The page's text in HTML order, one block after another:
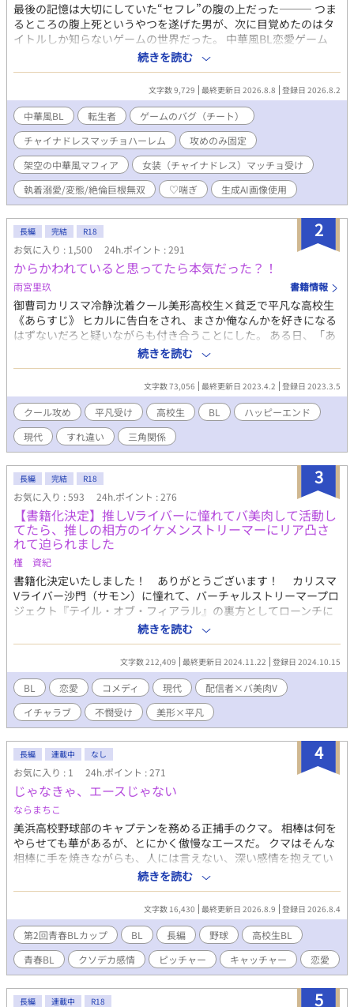
最後の記憶は大切にしていた“セフレ”の腹の上だった——— つま
るところの腹上死というやつを遂げた男が、次に目覚めたのはタ
イトルしか知らないゲームの世界だった。 中華風BL恋愛ゲーム
『チャイナドレスのマッチョは俺の嫁』 の世界へ転生してしまっ
た青年、劉 偉龍（リュウ・ウェイロン）。 転生先は、架空の国、
煌華国。そこで最大勢力を誇る金龍会の三男として偉龍は新たな
人生を歩んでいた。 しかも、何故だが生まれつき桁違いの才能を
持つ超エリートとして。 ここはゲームの中、らしいのに…… 自分
はたぶん主人公じゃないのに…… 本人はゲームシステムなど全く
知らない。 どうせ使命も何もないただのモブだからと偉龍は早々
に今世でも好きに生きることにした。 前世同様、生来のタラシと
色狂いという性欲に正直な自分の本能そのままに。 気に入った男
を助け、口説き、抱き、この世界の常識らしい所有の証のチャイ
ナドレスを贈る。…ただそれだけ。 しかしその行動こそが、ゲー
ム内では「攻略完了」として処理されていたのだった。 攻略対象
との絆が深まるほど、強さ、財力、支配力、名声、カリスマ、さ
らには攻略対象からの依存度や愛情までもが無限に強化されるゲ
ームシステム。 偉龍は知らないうちにその恩恵を受け続け、本来
ゲームでは到達できない"チートバグ"へと無自覚進化を遂げてい
たのだった——— これは、偉龍という"バグ"を中心に回り始め
た、誰よりもゲームを知らない男が、誰よりもゲームを攻略して
しまう、中華風BLマフィア…ラブコメディ？である。 ※ ✡⇒生成
AI画像のイラスト付き ※更新不定期
続きを読む
文字数 9,729 最終更新日 2026.8.8 登録日 2026.8.2
中華風BL 転生者
ゲームのバグ（チート）
チャイナドレスマッチョハーレム
攻めのみ固定
架空の中華風マフィア
女装（チャイナドレス）マッチョ受け
執着溺愛/変態/絶倫巨根無双
♡喘ぎ 生成AI画像使用
2
長編 完結 R18
お気に入り : 1,500 24h.ポイント : 291
からかわれていると思ってたら本気だった？！
雨宮里玖 書籍情報
御曹司カリスマ冷静沈着クール美形高校生×貧乏で平凡な高校生
《あらすじ》 ヒカルに告白をされ、まさか俺なんかを好きになる
はずないだろと疑いながらも付き合うことにした。 ある日、「あ
いつ真に受けてやんの」「身の程知らずだな」とヒカルが友人と
話しているところを聞いてしまい、やっぱりからかわれていただ
けだったと知り、ショックを受ける弦。騙された怒りをヒカルに
ぶつけて、ヒカルに別れを告げる——。 葛葉ヒカル（18）高校三
年生。財閥次男。完璧。カリスマ。 弦（18）高校三年生。父子家
庭。貧乏。 葛葉一真（20）財閥長男。爽やかイケメン。
続きを読む
文字数 73,056 最終更新日 2023.4.2 登録日 2023.3.5
クール攻め 平凡受け 高校生 BL
ハッピーエンド
現代
すれ違い 三角関係
3
長編 完結 R18
お気に入り : 593 24h.ポイント : 276
【書籍化決定】推しVライバーに憧れてバ美肉して活動し
てたら、推しの相方のイケメンストリーマーにリア凸さ
れて迫られました
槿 資紀
書籍化決定いたしました！ ありがとうございます！ カリスマ
Vライバー沙門（サモン）に憧れて、バーチャルストリーマープロ
ジェクト『テイル・オブ・フィアラル』の裏方としてローンチに
関わっていた永戸 遍（ながと あまね）は、デビュー直前に契
約タレントが失踪し、やむにやまれずヤケクソで女声を出して代
役を務めたところ、何故か初配信で大バズ。 後に引けなくなっ
てしまい、思いがけない形でバーチャルエンターテイメントの世
界に足を踏み入れることとなったしがない動画・音楽クリエイタ
ーだ。 新規プロジェクトのスタートダッシュとして、この大バ
ズを利用しない手はない、という同僚兼友人の懇願により、仕方
なく女性V『レイネ・モスコミュール』として配信活動を本格始動
させ、幸か不幸か、そのままどっぷりハマってしまって、今に至
る。 さて、サブスク10万人というグループ初の快挙を達成し、
『TOF』の他メンバーも次々と収益化を果たし始めたころのこ
と。遂に遍扮するレイネは、人生を変えてくれた推しである沙門
くんからお誘いをもらい、流行のFPSゲームでコラボ配信をする
運びとなった。 まさに我が世の春、すっかり舞い上がっていた
遍だったが、待望のコラボ配信を翌日に控えた夜のこと、ウキウ
キで事前打ち合わせのディスコに入ると、沙門くんの相方として
コンビで人気を博している人気ストリーマー、コウガが居座って
いた。 沙門くんから事前に謝罪がありつつ、急遽、コラボにコ
ウガも参加したいと打診があったとのことで、よければどうか、
と提案され、遍は断ることができず、コウガの押しの強さもあ
り、泣く泣く了承してしまう。 せっかくのサシコラボを邪魔さ
れて内心コウガへの印象は良いものとは言えなかったが、いざ一
緒にゲームしてみれば、妙に息が合って多くの見せ場を作ること
ができた。 それがきっかけでコウガともよく配信で絡むように
なり、仲良くなっていくのだが、ある時、配信外のディスコで取
り留めもなく話していたところ、コウガに男声の地声がバレてし
続きを読む
文字数 212,409 最終更新日 2024.11.22 登録日 2024.10.15
BL 恋愛 コメディ 現代
配信者×バ美肉V
イチャラブ
不憫受け 美形×平凡
4
長編 連載中 なし
お気に入り : 1 24h.ポイント : 271
じゃなきゃ、エースじゃない
ならまちこ
美浜高校野球部のキャプテンを務める正捕手のクマ。 相棒は何を
やらせても華があるが、とにかく傲慢なエースだ。 クマはそんな
相棒に手を焼きながらも、人には言えない、深い感情を抱えてい
た。 あくまでも友人として接してくるエースに胸を焦がしなが
ら、卒業までの時間、野球に集中しようとするが……。 カリスマ
エースピッチャー×無骨なこじらせキャッチャーのクソデカ感情
BL
続きを読む
文字数 16,430 最終更新日 2026.8.9 登録日 2026.8.4
第2回青春BLカップ BL 長編 野球
高校生BL
青春BL
クソデカ感情 ピッチャー キャッチャー 恋愛
5
長編 連載中 R18